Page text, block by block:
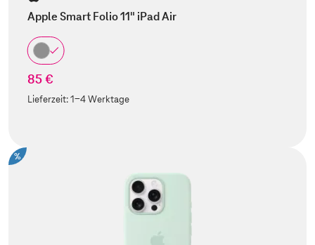
Apple Smart Folio 11" iPad Air
85 €
Lieferzeit:1-4 Werktage
%